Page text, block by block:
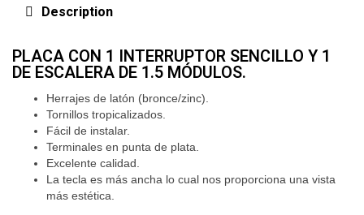
Description
PLACA CON 1 INTERRUPTOR SENCILLO Y 1
DE ESCALERA DE 1.5 MÓDULOS.
Herrajes de latón (bronce/zinc).
Tornillos tropicalizados.
Fácil de instalar.
Terminales en punta de plata.
Excelente calidad.
La tecla es más ancha lo cual nos proporciona una vista
más estética.